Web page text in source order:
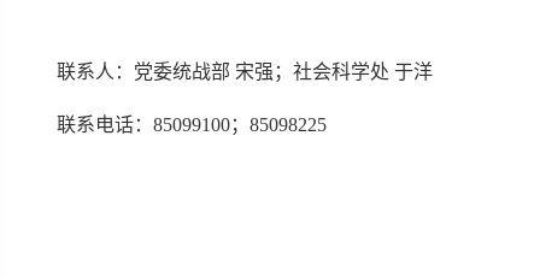
联系人：党委统战部 宋强；社会科学处 于洋
联系电话：85099100；85098225